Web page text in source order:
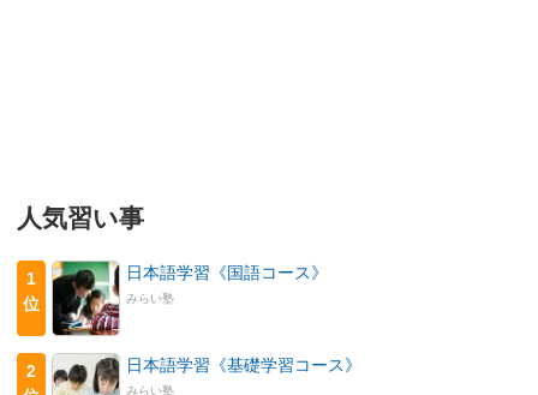
人気習い事
1
位
日本語学習《国語コース》
みらい塾
2
日本語学習《基礎学習コース》
みらい塾